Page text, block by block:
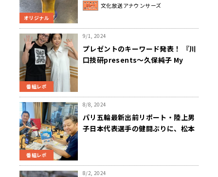
オリジナル
文化放送アナウンサーズ
番組レポ
9/1, 2024
プレゼントのキーワード発表！ 『川
口技研presents～久保純子 My
番組レポ
8/8, 2024
パリ五輪最新出前リポート・陸上男
子日本代表選手の健闘ぶりに、松本
8/2, 2024